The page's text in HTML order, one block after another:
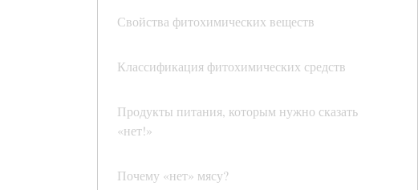
Свойства фитохимических веществ
Классификация фитохимических средств
Продукты питания, которым нужно сказать
«нет!»
Почему «нет» мясу?